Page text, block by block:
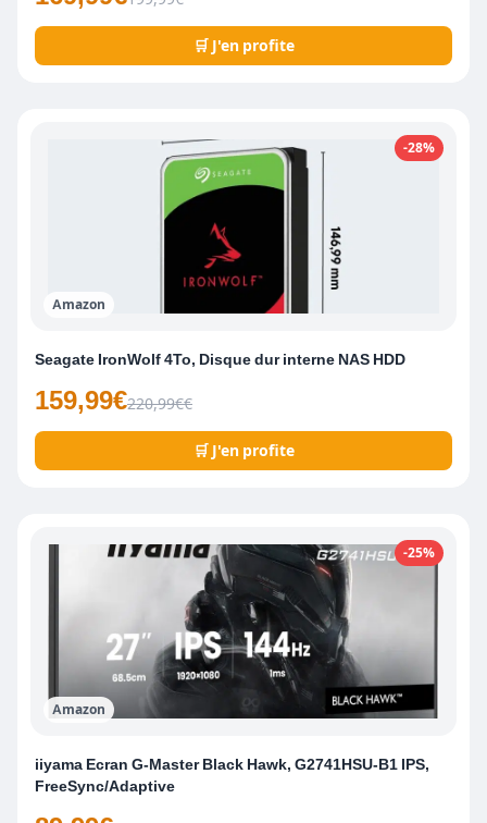
🛒 J'en profite
-28%
Amazon
Seagate IronWolf 4To, Disque dur interne NAS HDD
159,99€220,99€€
🛒 J'en profite
-25%
Amazon
iiyama Ecran G-Master Black Hawk, G2741HSU-B1 IPS,
FreeSync/Adaptive